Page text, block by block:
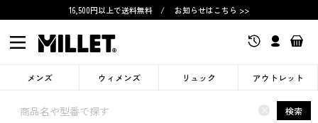
16,500円以上で送料無料 / お知らせはこちら >>
メンズ ウィメンズ リュック アウトレット
× 検索